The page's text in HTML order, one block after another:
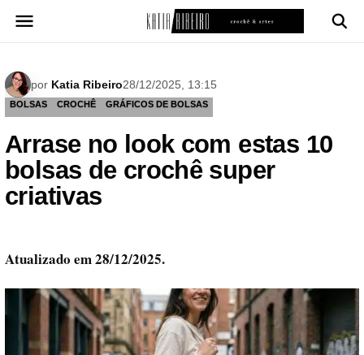
para
por Katia Ribeiro28/12/2025, 13:15
BOLSAS CROCHÊ GRÁFICOS DE BOLSAS
Arrase no look com estas 10
bolsas de crochê super
criativas
Atualizado em 28/12/2025.